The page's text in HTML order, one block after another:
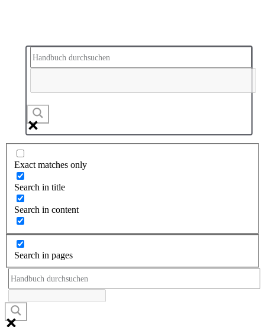
Exact matches only
Search in title
Search in content
Search in pages